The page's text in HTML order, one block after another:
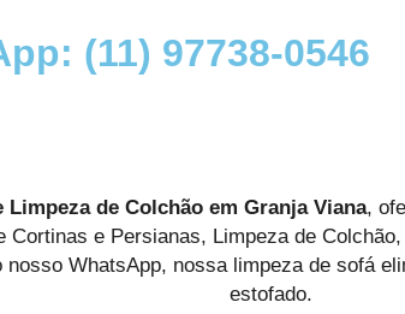
(11) 97738-0546
Limpeza de Colchão em Granja Viana,
Cortinas e Persianas, Limpeza de
WhatsApp, nossa limpeza de sofá
estofado.